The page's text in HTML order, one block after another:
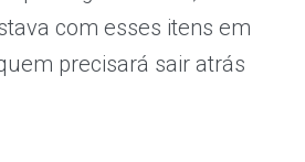
com esses itens em
precisará sair atrás